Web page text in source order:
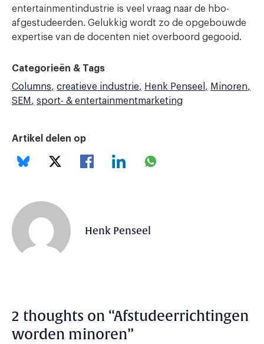
entertainmentindustrie is veel vraag naar de hbo-
afgestudeerden. Gelukkig wordt zo de opgebouwde
expertise van de docenten niet overboord gegooid.
Categorieën & Tags
Columns
creatieve industrie Henk Penseel
Minoren
SEM
sport- & entertainmentmarketing
Artikel delen op
Henk Penseel
2 thoughts on “Afstudeerrichtingen
worden minoren”